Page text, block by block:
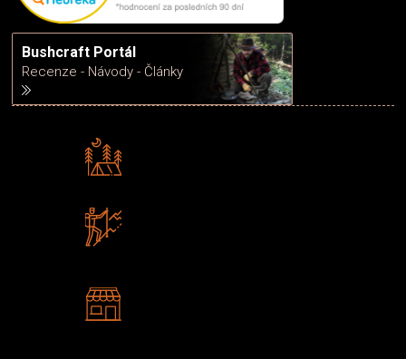
Bushcraft Portál
Recenze - Návody - Články